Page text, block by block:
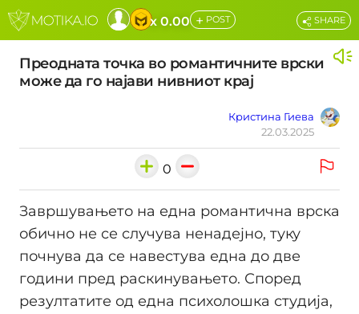
x 0.00 + POST
Преодната точка во романтичните врски
може да го најави нивниот крај
Кристина Гиева
22.03.2025
SHARE
0
Завршувањето на една романтична врска
обично не се случува ненадејно, туку
почнува да се навестува една до две
години пред раскинувањето. Според
резултатите од една психолошка студија,